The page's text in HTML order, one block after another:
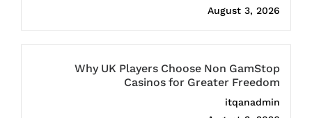
August 3, 2026
Why UK Players Choose Non GamStop
Casinos for Greater Freedom
itqanadmin